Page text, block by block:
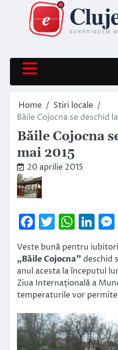
content
Home
Stiri locale
Băile Cojocna se deschid
Băile Cojocna
mai 2015
20 aprilie 2015
Facebook
Twitter
Veste bună pentru
„Băile Cojocna” deschid
anul acesta la începutul
Ziua Internațională a
temperaturile vor